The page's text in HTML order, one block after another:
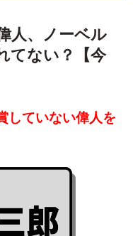
人、ノーベル
てない？【今
していない偉人を